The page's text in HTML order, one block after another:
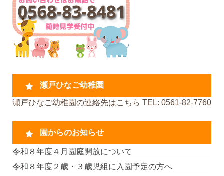
瀬戸ひなご幼稚園
瀬戸ひなご幼稚園の連絡先はこちら TEL: 0561-82-7760
園からのお知らせ
令和８年度４月園庭開放について
令和８年度２歳・３歳児組に入園予定の方へ